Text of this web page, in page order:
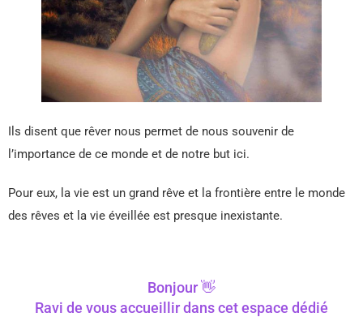
Ils disent que rêver nous permet de nous souvenir de
l’importance de ce monde et de notre but ici.
Pour eux, la vie est un grand rêve et la frontière entre le monde
des rêves et la vie éveillée est presque inexistante.
Bonjour 👋
Ravi de vous accueillir dans cet espace dédié